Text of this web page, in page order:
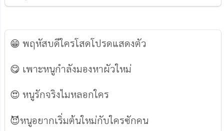
😁 พฤหัสบดีใครโสดโปรดแสดงตัว
😋 เพาะหนูกำลังมองหาผัวใหม่
😍 หนูรักจริงไมหลอกใคร
😈หนูอยากเริ่มต้นใหม่กับใครซักคน